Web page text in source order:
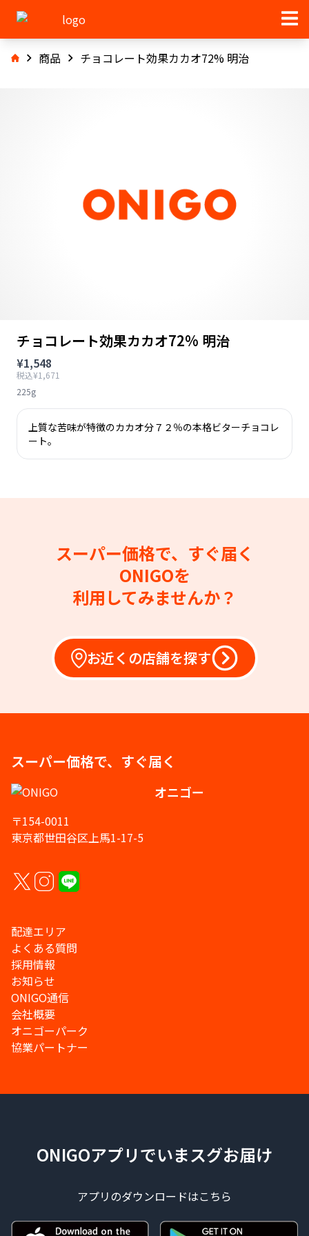
商品 チョコレート効果カカオ72% 明治
チョコレート効果カカオ72% 明治
¥1,548
税込¥1,671
225g
上質な苦味が特徴のカカオ分７２％の本格ビターチョコレ
ート。
スーパー価格で、すぐ届く
ONIGOを
利用してみませんか？
お近くの店舗を探す
スーパー価格で、すぐ届く
オニゴー
〒154-0011
東京都世田谷区上馬1-17-5
配達エリア
よくある質問
採用情報
お知らせ
ONIGO通信
会社概要
オニゴーパーク
協業パートナー
ONIGOアプリでいまスグお届け
アプリのダウンロードはこちら